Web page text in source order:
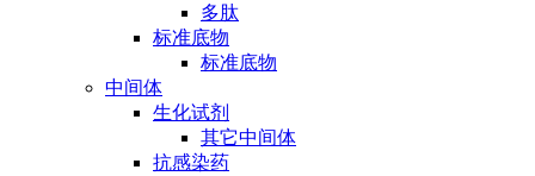
多肽
标准底物
标准底物
中间体
生化试剂
其它中间体
抗感染药